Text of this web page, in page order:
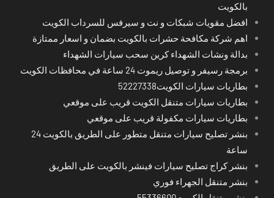
بالكويت
افضل مقويات شبكات و نت و سيرفس للسرداب الكويت
اهم شركة مكافحة حشرات بالكويت بضمان و اسعار ممتازة
بدالة ونشات الشهداء كرين سحب سيارات الشهداء
برمجة رسيفر و توصيل ريموت 24 ساعة في محافظات الكويت
بطاريات سيارات الكويت52227338
بطاريات سيارات متنقل الكويت قريب على موقعي
بطاريات سيارات مكفولة قريب على موقعي
بنشر تصليح سيارات متنقل متطور على الطريق بالكويت 24
ساعة
بنشر كراج تصليح سيارات فينشر بالكويت على الطريق
بنشر متنقل الجهراء فوري